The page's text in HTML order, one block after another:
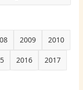
2009 2010
2016 2017